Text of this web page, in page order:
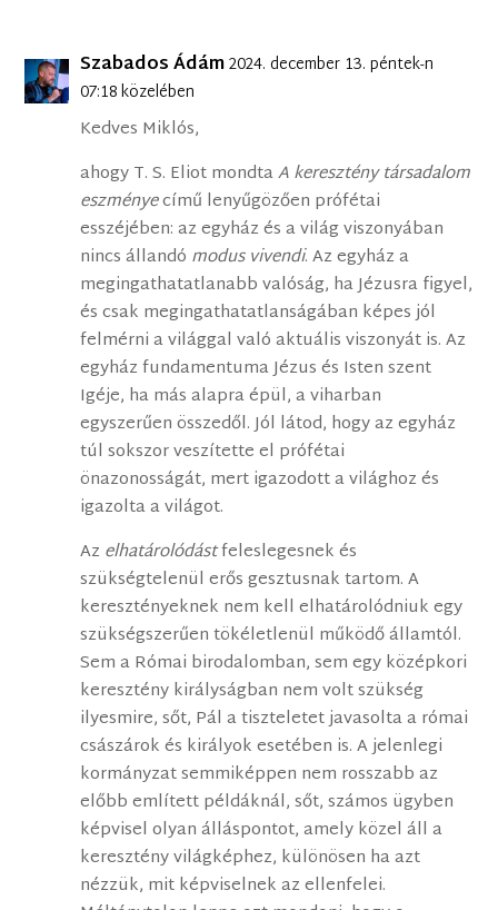
Szabados Ádám2024. december 13. péntek-n
07:18 közelében
Kedves Miklós,
ahogy T. S. Eliot mondtaA keresztény társadalom
eszményecímű lenyűgözően prófétai
esszéjében: az egyház és a világ viszonyában
nincs állandó modus vivendi. Az egyház a
megingathatatlanabb valóság, ha Jézusra figyel,
és csak megingathatatlanságában képes jól
felmérni a világgal való aktuális viszonyát is. Az
egyház fundamentuma Jézus és Isten szent
Igéje, ha más alapra épül, a viharban
egyszerűen összedől. Jól látod, hogy az egyház
túl sokszor veszítette el prófétai
önazonosságát, mert igazodott a világhoz és
igazolta a világot.
Az elhatárolódástfeleslegesnek és
szükségtelenül erős gesztusnak tartom. A
keresztényeknek nem kell elhatárolódniuk egy
szükségszerűen tökéletlenül működő államtól.
Sem a Római birodalomban, sem egy középkori
keresztény királyságban nem volt szükség
ilyesmire, sőt, Pál a tiszteletet javasolta a római
császárok és királyok esetében is. A jelenlegi
kormányzat semmiképpen nem rosszabb az
előbb említett példáknál, sőt, számos ügyben
képvisel olyan álláspontot, amely közel áll a
keresztény világképhez, különösen ha azt
nézzük, mit képviselnek az ellenfelei.